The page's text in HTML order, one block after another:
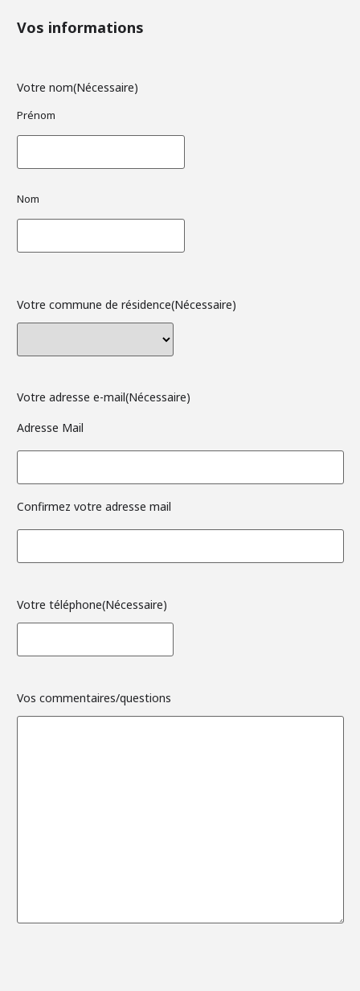
Vos informations
Votre nom(Nécessaire)
Prénom
Nom
Votre commune de résidence(Nécessaire)
Votre adresse e-mail(Nécessaire)
Adresse Mail
Confirmez votre adresse mail
Votre téléphone(Nécessaire)
Vos commentaires/questions